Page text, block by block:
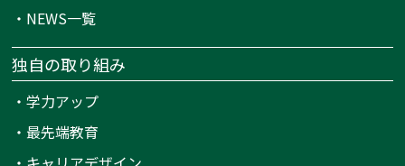
・ NEWS一覧
独自の取り組み
・学力アップ
・最先端教育